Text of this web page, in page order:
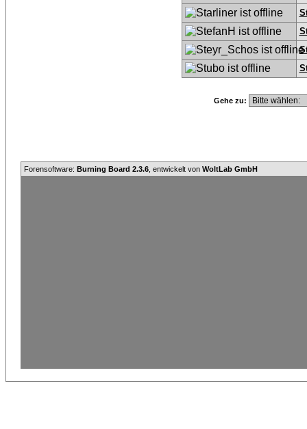
Gehe zu:
Forensoftware: Burning Board 2.3.6 , entwickelt von WoltLab GmbH